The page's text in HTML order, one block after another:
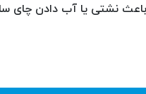
نشتی یا آب دادن